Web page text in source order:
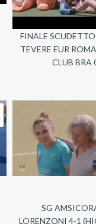
FINALE
TEVERE EUR
CLUB BRA
SG
LORENZONI 4-1